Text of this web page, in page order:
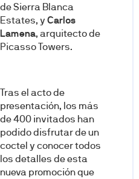
de Sierra Blanca
Estates, y Carlos
Lamena, arquitecto de
Picasso Towers.
Tras el acto de
presentación, los más
de 400 invitados han
podido disfrutar de un
coctel y conocer todos
los detalles de esta
nueva promoción que